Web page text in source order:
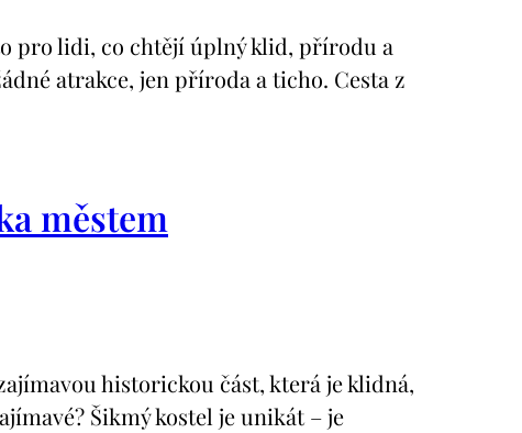
pro lidi, co chtějí úplný klid, přírodu a
atrakce, jen příroda a ticho. Cesta z
městem
historickou část, která je klidná,
Šikmý kostel je unikát – je